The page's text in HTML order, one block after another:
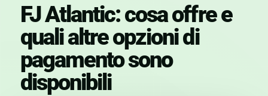
FJ Atlantic: cosa offre e
quali altre opzioni di
pagamento sono
disponibili